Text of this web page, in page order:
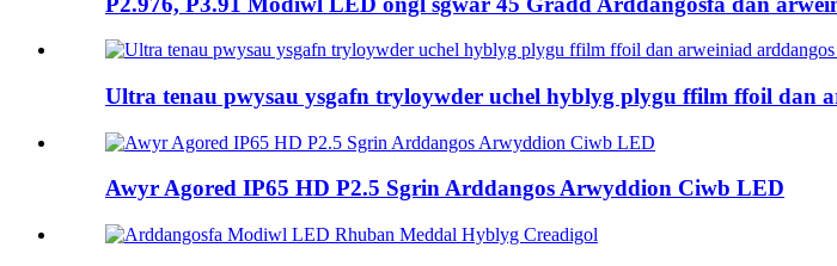
Ultra tenau pwysau ysgafn tryloywder uchel hyblyg plygu ffilm ffoil dan
Awyr Agored IP65 HD P2.5 Sgrin Arddangos Arwyddion Ciwb LED